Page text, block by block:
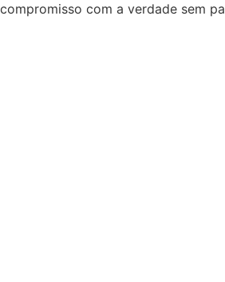
com a verdade sem